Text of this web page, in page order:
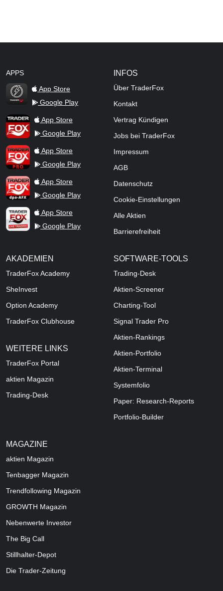
APPS
TraderFox Flash
App Store
Google Play
TraderFox AppApp Store
Google Play
TraderFox ProApp Store
Google Play
TraderFox dpa-AFX ProFeed
App Store
Google Play
TraderFox Live Trading
App Store
Google Play
INFOS
Über TraderFox
Kontakt
Vertrag Kündigen
Jobs bei TraderFox
Impressum
AGB
Datenschutz
Cookie-Einstellungen
Alle Aktien
Barrierefreiheit
AKADEMIEN
TraderFox Academy
SheInvest
Option Academy
TraderFox Clubhouse
WEITERE LINKS
TraderFox Portal
aktien Magazin
Trading-Desk
SOFTWARE-TOOLS
Trading-Desk
Aktien-Screener
Charting-Tool
Signal Trader Pro
Aktien-Rankings
Aktien-Portfolio
Aktien-Terminal
Systemfolio
Paper: Research-Reports
Portfolio-Builder
MAGAZINE
aktien Magazin
Tenbagger Magazin
Trendfollowing Magazin
GROWTH Magazin
Nebenwerte Investor
The Big Call
Stillhalter-Depot
Die Trader-Zeitung